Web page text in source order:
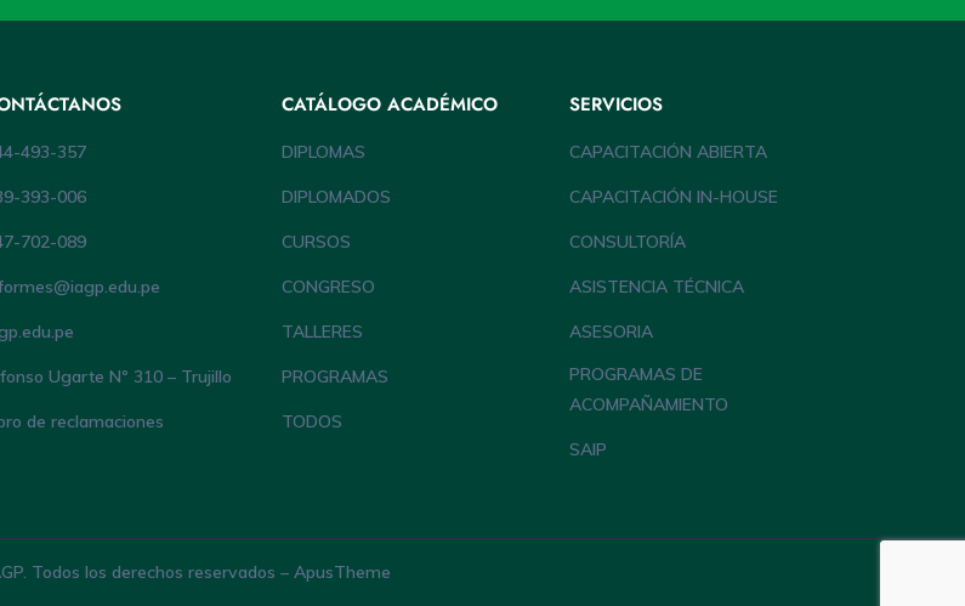
493-357
393-006
702-089
Ugarte Nº 310 – Trujillo
de reclamaciones
CATÁLOGO ACADÉMICO
DIPLOMAS
DIPLOMADOS
CURSOS
CONGRESO
TALLERES
PROGRAMAS
TODOS
SERVICIOS
CAPACITACIÓN ABIERTA
CAPACITACIÓN IN-HOUSE
CONSULTORÍA
ASISTENCIA TÉCNICA
ASESORIA
PROGRAMAS DE
ACOMPAÑAMIENTO
SAIP
Todos los derechos reservados – ApusTheme